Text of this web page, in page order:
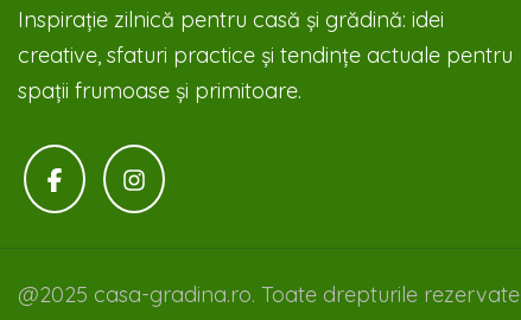
Inspirație zilnică pentru casă și grădină: idei
creative, sfaturi practice și tendințe actuale pentru
spații frumoase și primitoare.
@2025 casa-gradina.ro. Toate drepturile rezervate